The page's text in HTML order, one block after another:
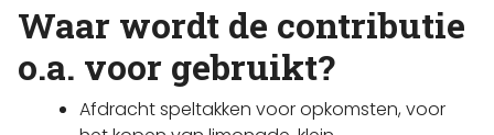
Waar wordt de contributie
o.a. voor gebruikt?
Afdracht speltakken voor opkomsten, voor